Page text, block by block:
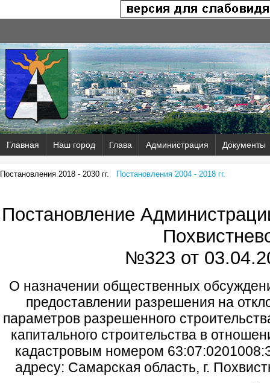
Главная Наш город Глава Администрация Документы
Постановления 2018 - 2030 гг. Постановления 2004 - 2018 гг.
Постановление
№323 от
О назначении общественных
предоставлении разрешения на
параметров разрешенного
капитального строительства в
кадастровым номером
адресу: Самарская область, г.